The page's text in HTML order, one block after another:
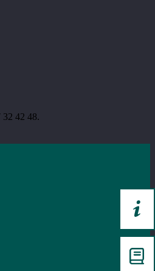
32 42 48.